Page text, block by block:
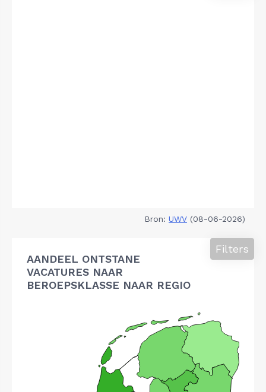
Bron: UWV (08-06-2026)
AANDEEL ONTSTANE
VACATURES NAAR
BEROEPSKLASSE NAAR REGIO
Filters